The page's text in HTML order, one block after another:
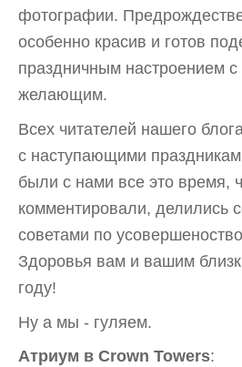
фотографии.
особенно красив и готов
праздничным настроением
желающим.
Всех читателей нашего
с наступающими
были с нами все это время,
комментировали, делились
советами по
Здоровья вам и вашим
году!
Ну а мы - гуляем.
Атриум в Crown Towers: